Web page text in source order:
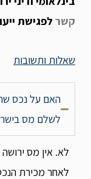
קשר לפגישת
שאלות ותשובות
האם על נכס
לשלם מס
לא. אין מס ירושה
לאחר מכירת